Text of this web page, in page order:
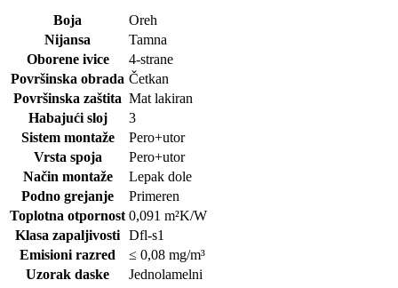
Boja
Oreh
Nijansa
Tamna
Oborene ivice
4-strane
Površinska obrada Četkan
Površinska zaštita Mat lakiran
Habajući sloj
3
Sistem montaže
Pero+utor
Vrsta spoja
Pero+utor
Način montaže
Lepak dole
Podno grejanje
Primeren
Toplotna otpornost 0,091 m²K/W
Klasa zapaljivosti Dfl-s1
Emisioni razred
≤ 0,08 mg/m³
Uzorak daske
Jednolamelni